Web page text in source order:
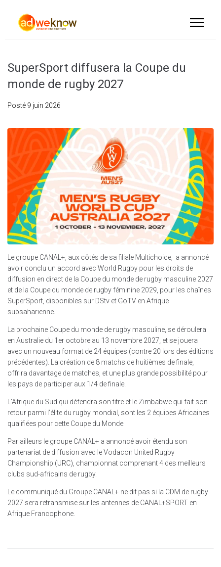
SuperSport diffusera la Coupe du
monde de rugby 2027
Posté 9 juin 2026
Le groupe CANAL+, aux côtés de sa filiale Multichoice, a annoncé
avoir conclu un accord avec World Rugby pour les droits de
diffusion en direct de la Coupe du monde de rugby masculine 2027
et de la Coupe du monde de rugby féminine 2029, pour les chaînes
SuperSport, disponibles sur DStv et GoTV en Afrique
subsaharienne.
La prochaine Coupe du monde de rugby masculine, se déroulera
en Australie du 1er octobre au 13 novembre 2027, et se jouera
avec un nouveau format de 24 équipes (contre 20 lors des éditions
précédentes). La création de 8 matchs de huitièmes de finale,
offrira davantage de matches, et une plus grande possibilité pour
les pays de participer aux 1/4 de finale.
L’Afrique du Sud qui défendra son titre et le Zimbabwe qui fait son
retour parmi l’élite du rugby mondial, sont les 2 équipes Africaines
qualifiées pour cette Coupe du Monde
Par ailleurs le groupe CANAL+ a annoncé avoir étendu son
partenariat de diffusion avec le Vodacon United Rugby
Championship (URC), championnat comprenant 4 des meilleurs
clubs sud-africains de rugby.
Le communiqué du Groupe CANAL+ ne dit pas si la CDM de rugby
2027 sera retransmise sur les antennes de CANAL+SPORT en
Afrique Francophone.